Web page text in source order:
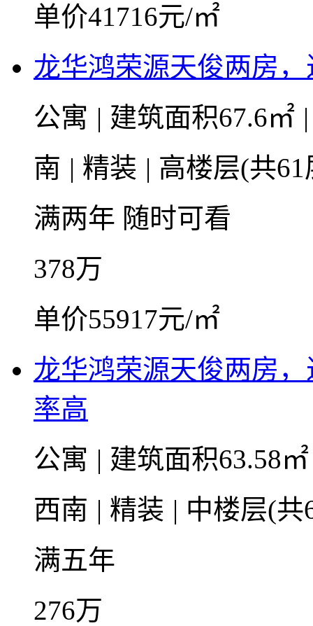
单价41716元/㎡
龙华鸿荣源天俊两房
公寓 | 建筑面积67.6㎡ |
南 | 精装 | 高楼层(共
满两年 随时可看
378万
单价55917元/㎡
龙华鸿荣源天俊两房
率高
公寓 | 建筑面积63.58
西南 | 精装 | 中楼层(
满五年
276万